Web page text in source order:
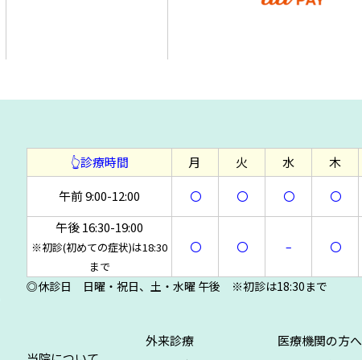
👆診療時間 月 火 水 木
午前 9:00-12:00
〇 〇 〇 〇
午後 16:30-19:00
※初診(初めての症状)は18:30
まで
〇 〇 – 〇
◎休診日 日曜・祝日、土・水曜 午後 ※初診は18:30まで
外来診療 医療機関の方へ